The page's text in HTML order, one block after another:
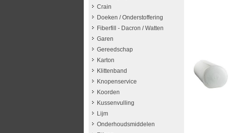
Crain
Doeken / Onderstoffering
Fiberfill - Dacron / Watten
Garen
Gereedschap
Karton
Klittenband
Knopenservice
Koorden
Kussenvulling
Lijm
Onderhoudsmiddelen